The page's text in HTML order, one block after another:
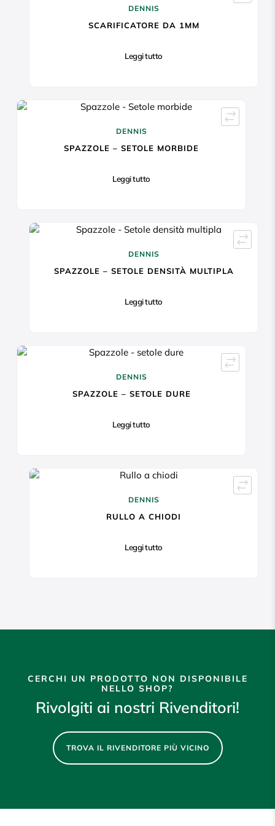
DENNIS
SCARIFICATORE DA 1MM
Leggi tutto
DENNIS
SPAZZOLE – SETOLE MORBIDE
Leggi tutto
DENNIS
SPAZZOLE – SETOLE DENSITÀ MULTIPLA
Leggi tutto
DENNIS
SPAZZOLE – SETOLE DURE
Leggi tutto
DENNIS
RULLO A CHIODI
Leggi tutto
CERCHI UN PRODOTTO NON DISPONIBILE
NELLO SHOP?
Rivolgiti ai nostri Rivenditori!
TROVA IL RIVENDITORE PIÙ VICINO